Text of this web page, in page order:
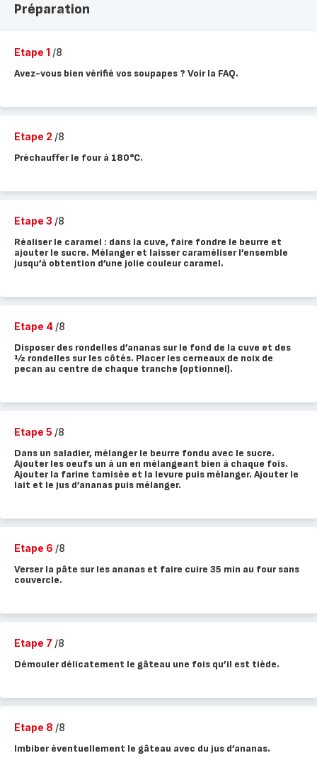
Préparation
Etape 1 /8
Avez-vous bien vérifié vos soupapes ? Voir la FAQ.
Etape 2 /8
Préchauffer le four à 180°C.
Etape 3 /8
Réaliser le caramel : dans la cuve, faire fondre le beurre et
ajouter le sucre. Mélanger et laisser caraméliser l’ensemble
jusqu’à obtention d’une jolie couleur caramel.
Etape 4 /8
Disposer des rondelles d’ananas sur le fond de la cuve et des
½ rondelles sur les côtés. Placer les cerneaux de noix de
pecan au centre de chaque tranche (optionnel).
Etape 5 /8
Dans un saladier, mélanger le beurre fondu avec le sucre.
Ajouter les oeufs un à un en mélangeant bien à chaque fois.
Ajouter la farine tamisée et la levure puis mélanger. Ajouter le
lait et le jus d’ananas puis mélanger.
Etape 6 /8
Verser la pâte sur les ananas et faire cuire 35 min au four sans
couvercle.
Etape 7 /8
Démouler délicatement le gâteau une fois qu’il est tiède.
Etape 8 /8
Imbiber éventuellement le gâteau avec du jus d’ananas.